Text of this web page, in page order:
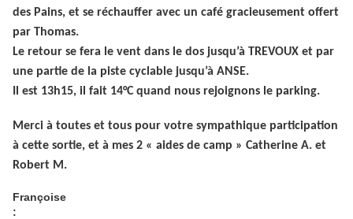
des Pains, et se réchauffer avec un café gracieusement offert
par Thomas.
Le retour se fera le vent dans le dos jusqu’à TREVOUX et par
une partie de la piste cyclable jusqu’à ANSE.
Il est 13h15, il fait 14°C quand nous rejoignons le parking.
Merci à toutes et tous pour votre sympathique participation
à cette sortie, et à mes 2 « aides de camp » Catherine A. et
Robert M.
Françoise
: